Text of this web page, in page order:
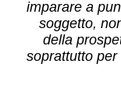
imparare a
soggetto,
della
soprattutto